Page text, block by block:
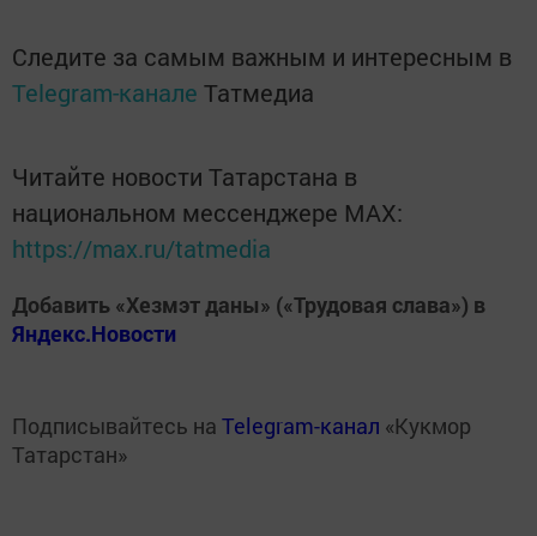
Следите за самым важным и интересным в
Telegram-канале Татмедиа
Читайте новости Татарстана в
национальном мессенджере MАХ:
https://max.ru/tatmedia
Добавить «Хезмэт даны» («Трудовая слава») в
Яндекс.Новости
Подписывайтесь на Telegram-канал «Кукмор
Татарстан»